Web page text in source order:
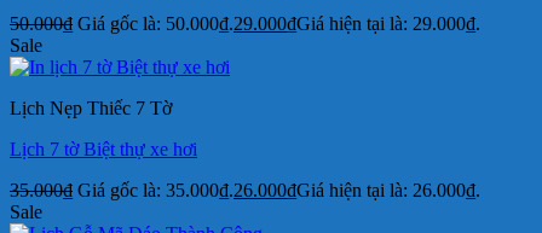
50.000₫ Giá gốc là: 50.000₫.29.000₫Giá hiện tại là: 29.000₫.
Sale
Lịch Nẹp Thiếc 7 Tờ
Lịch 7 tờ Biệt thự xe hơi
35.000₫ Giá gốc là: 35.000₫.26.000₫Giá hiện tại là: 26.000₫.
Sale